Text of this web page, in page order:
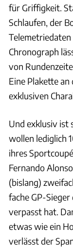
für Griffigkeit.
Schlaufen, der
Chronograph
von
Eine Plakette
exklusiven
Und exklusiv ist
wollen lediglich
ihres
Fernando
(bislang)
fache GP-
verpasst hat.
etwas wie ein
verlässt der